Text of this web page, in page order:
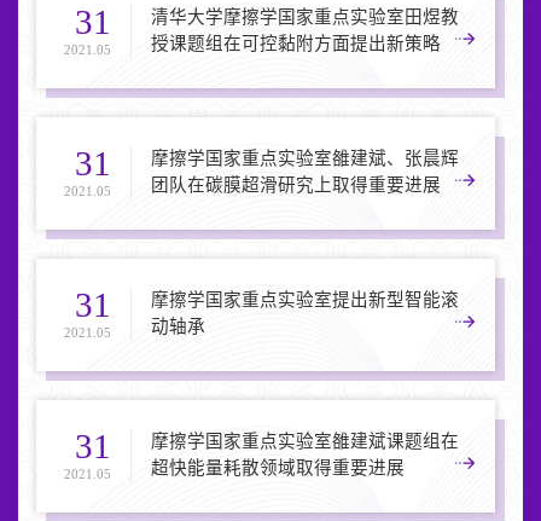
31
2021.05
清华大学摩擦学国家重点实验室田煜教
授课题组在可控黏附方面提出新策略
31
2021.05
摩擦学国家重点实验室雒建斌、张晨辉
团队在碳膜超滑研究上取得重要进展
31
2021.05
摩擦学国家重点实验室提出新型智能滚
动轴承
31
2021.05
摩擦学国家重点实验室雒建斌课题组在
超快能量耗散领域取得重要进展